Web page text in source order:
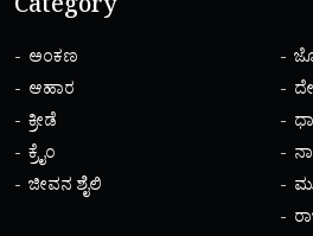
Category
ಅಂಕಣ
ಆಹಾರ
ಕ್ರೀಡೆ
ಕ್ರೈಂ
ಜೀವನ ಶೈಲಿ